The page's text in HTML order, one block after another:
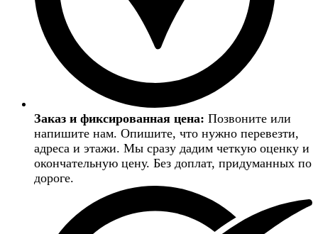
Заказ и фиксированная цена: Позвоните или
напишите нам. Опишите, что нужно перевезти,
адреса и этажи. Мы сразу дадим четкую оценку и
окончательную цену. Без доплат, придуманных по
дороге.